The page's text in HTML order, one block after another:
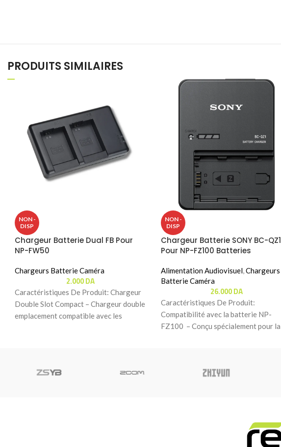
PRODUITS SIMILAIRES
NON -
DISP
Chargeur Batterie Dual FB Pour
NP-FW50
Chargeurs Batterie Caméra
2.000DA
Caractéristiques De Produit: Chargeur
Double Slot Compact – Chargeur double
emplacement compatible avec les
NON -
DISP
Chargeur Batterie SONY BC-QZ1
Pour NP-FZ100 Batteries
Alimentation Audiovisuel,Chargeurs
Batterie Caméra
26.000DA
Caractéristiques De Produit:
Compatibilité avec la batterie NP-
FZ100 – Conçu spécialement pour la